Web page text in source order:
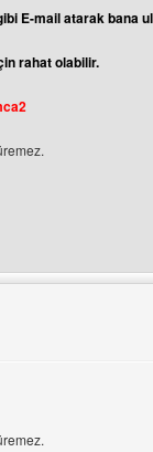
E-mail atarak bana
rahat olabilir.